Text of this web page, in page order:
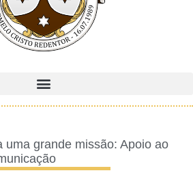
uma grande missão: Apoio ao